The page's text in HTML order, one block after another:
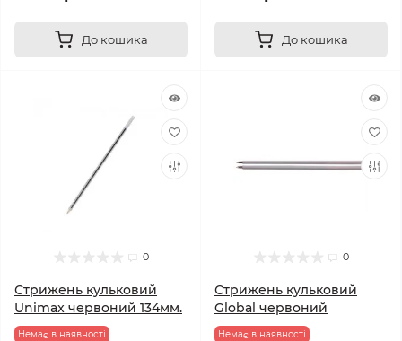
До кошика До кошика
0
Стрижень кульковий
Unimax червоний 134мм.
Немає в наявності
0
Стрижень кульковий
Global червоний
Немає в наявності